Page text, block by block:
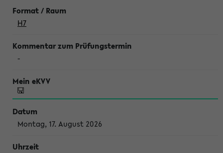
H7
-
Montag, 17. August 2026